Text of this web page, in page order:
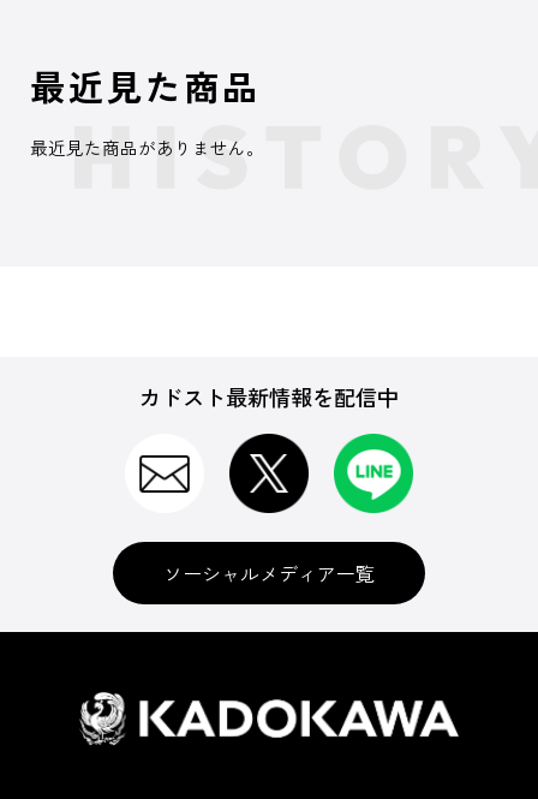
最近見た商品
最近見た商品がありません。
カドスト最新情報を配信中
ソーシャルメディア一覧